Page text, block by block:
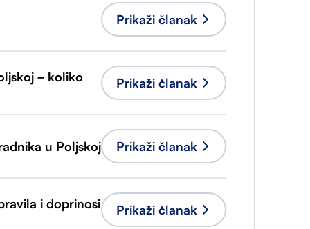
Prikaži članak
– koliko
Prikaži članak
u Poljskoj Prikaži članak
i doprinosi
Prikaži članak